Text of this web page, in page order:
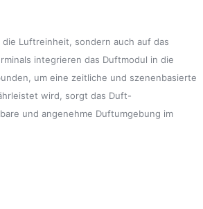
Luftreinheit, sondern auch auf das
integrieren das Duftmodul in die
um eine zeitliche und szenenbasierte
wird, sorgt das Duft-
und angenehme Duftumgebung im